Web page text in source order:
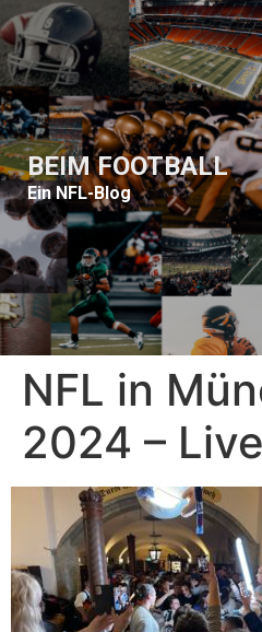
BEIM FOOTBALL
Ein NFL-Blog
NFL in
2024 –